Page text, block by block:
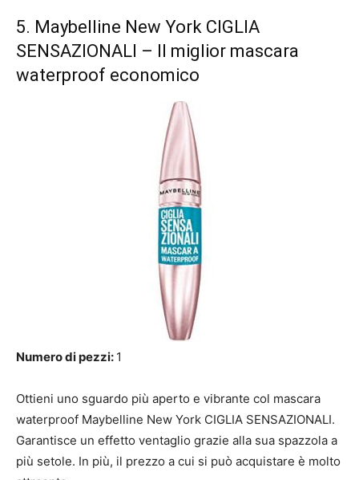
5. Maybelline New York CIGLIA
SENSAZIONALI – Il miglior mascara
waterproof economico
Numero di pezzi: 1
Ottieni uno sguardo più aperto e vibrante col mascara
waterproof Maybelline New York CIGLIA SENSAZIONALI.
Garantisce un effetto ventaglio grazie alla sua spazzola a
più setole. In più, il prezzo a cui si può acquistare è molto